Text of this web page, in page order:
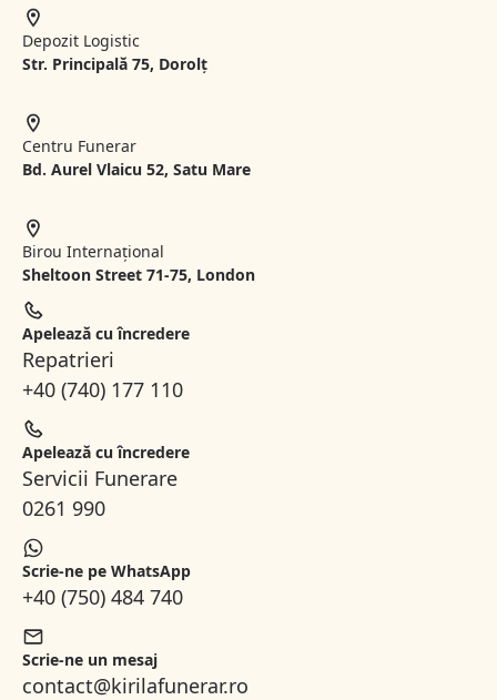
Depozit Logistic
Str. Principală 75, Dorolț
Centru Funerar
Bd. Aurel Vlaicu 52, Satu Mare
Birou Internațional
Sheltoon Street 71-75, London
Apelează cu încredere
Repatrieri
+40 (740) 177 110
Apelează cu încredere
Servicii Funerare
0261 990
Scrie-ne pe WhatsApp
+40 (750) 484 740
Scrie-ne un mesaj
contact@kirilafunerar.ro